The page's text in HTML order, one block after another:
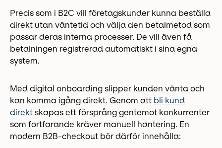
Precis som i B2C vill företagskunder kunna beställa
direkt utan väntetid och välja den betalmetod som
passar deras interna processer. De vill även få
betalningen registrerad automatiskt i sina egna
system.
Med digital onboarding slipper kunden vänta och
kan komma igång direkt. Genom att bli kund
direkt skapas ett försprång gentemot konkurrenter
som fortfarande kräver manuell hantering. En
modern B2B-checkout bör därför innehålla: